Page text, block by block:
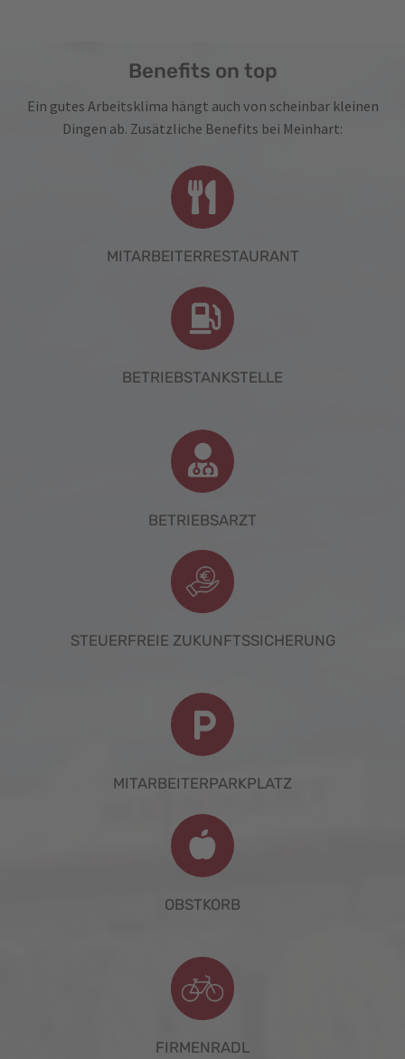
Benefits on top
Ein gutes Arbeitsklima hängt auch von scheinbar kleinen
Dingen ab. Zusätzliche Benefits bei Meinhart:
MITARBEITERRESTAURANT
BETRIEBSTANKSTELLE
BETRIEBSARZT
STEUERFREIE ZUKUNFTSSICHERUNG
MITARBEITERPARKPLATZ
OBSTKORB
FIRMENRADL